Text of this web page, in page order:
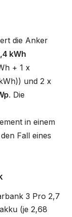
die Anker
kWh
+ 1 x
und 2 x
. Die
in einem
Fall eines
3 Pro 2,7
(je 2,68